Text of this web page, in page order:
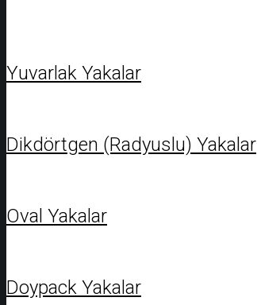
Yuvarlak Yakalar
Dikdörtgen (Radyuslu) Yakalar
Oval Yakalar
Doypack Yakalar